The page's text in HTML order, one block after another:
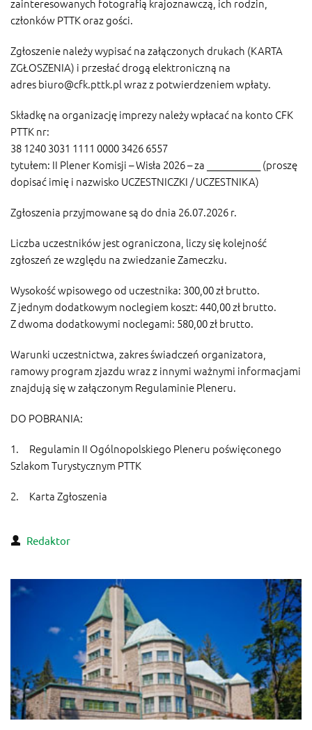
zainteresowanych fotografią krajoznawczą, ich rodzin,
członków PTTK oraz gości.
Zgłoszenie należy wypisać na załączonych drukach (KARTA
ZGŁOSZENIA) i przesłać drogą elektroniczną na
adresbiuro@cfk.pttk.plwraz z potwierdzeniem wpłaty.
Składkę na organizację imprezy należy wpłacać na konto CFK
PTTK nr:
38 1240 3031 1111 0000 3426 6557
tytułem: II Plener Komisji – Wisła 2026 – za ___________ (proszę
dopisać imię i nazwisko UCZESTNICZKI / UCZESTNIKA)
Zgłoszenia przyjmowane są do dnia 26.07.2026 r.
Liczba uczestników jest ograniczona, liczy się kolejność
zgłoszeń ze względu na zwiedzanie Zameczku.
Wysokość wpisowego od uczestnika: 300,00 zł brutto.
Z jednym dodatkowym noclegiem koszt: 440,00 zł brutto.
Z dwoma dodatkowymi noclegami: 580,00 zł brutto.
Warunki uczestnictwa, zakres świadczeń organizatora,
ramowy program zjazdu wraz z innymi ważnymi informacjami
znajdują się w załączonym Regulaminie Pleneru.
DO POBRANIA:
1.
Regulamin II Ogólnopolskiego Pleneru poświęconego
Szlakom Turystycznym PTTK
2. Karta Zgłoszenia
Redaktor